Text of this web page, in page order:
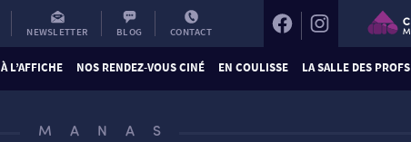
NEWSLETTER BLOG CONTACT
À L’AFFICHE NOS RENDEZ-VOUS CINÉ EN COULISSE LA SALLE DES PROFS
MANAS